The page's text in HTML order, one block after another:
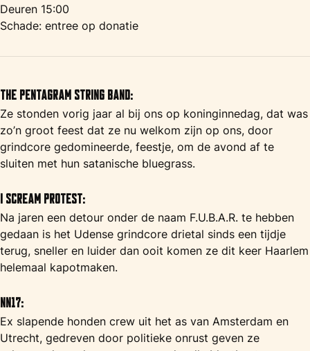
Deuren 15:00
Schade: entree op donatie
The Pentagram String Band:
Ze stonden vorig jaar al bij ons op koninginnedag, dat was
zo’n groot feest dat ze nu welkom zijn op ons, door
grindcore gedomineerde, feestje, om de avond af te
sluiten met hun satanische bluegrass.
I Scream Protest:
Na jaren een detour onder de naam F.U.B.A.R. te hebben
gedaan is het Udense grindcore drietal sinds een tijdje
terug, sneller en luider dan ooit komen ze dit keer Haarlem
helemaal kapotmaken.
NN17:
Ex slapende honden crew uit het as van Amsterdam en
Utrecht, gedreven door politieke onrust geven ze